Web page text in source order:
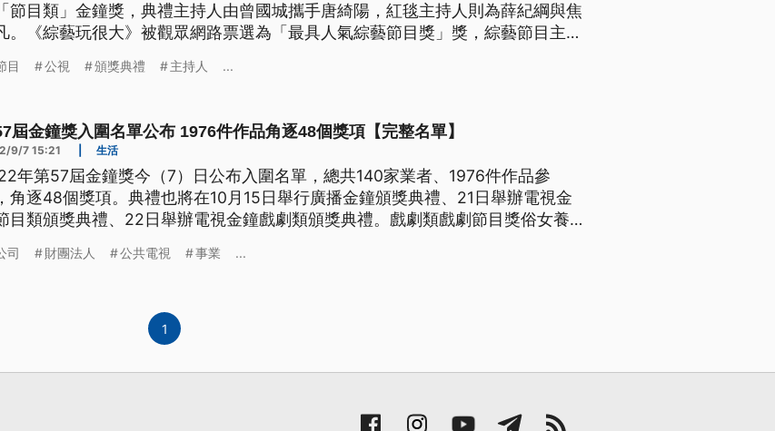
節目類」金鐘獎，典禮主持人由曾國城攜手唐綺陽，紅毯主持人則為薛紀綱與焦
。《綜藝玩很大》被觀眾網路票選為「最具人氣綜藝節目獎」獎，綜藝節目主持
。
目 公視 頒獎典禮 主持人 ...
屆金鐘獎入圍名單公布 1976件作品角逐48個獎項【完整名單】
9/7 15:21 生活
年第57屆金鐘獎今（7）日公布入圍名單，總共140家業者、1976件作品參
角逐48個獎項。典禮也將在10月15日舉行廣播金鐘頒獎典禮、21日舉辦電視金
目類頒獎典禮、22日舉辦電視金鐘戲劇類頒獎典禮。戲劇類戲劇節目獎俗女養
有限公司、製作單位：中華電視股份有限公司／影響原創影視股份有限公司／百
司 財團法人 公共電視 事業 ...
1